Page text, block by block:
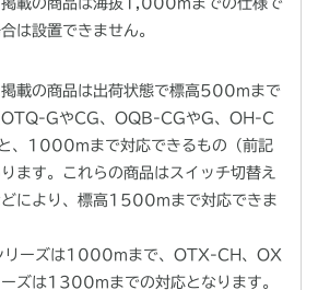
掲載の商品は海抜1,000mまでの仕様で
は設置できません。
掲載の商品は出荷状態で標高500mまで
OTQ-GやCG、OQB-CGやG、OH-C
、1000mまで対応できるもの（前記
ます。これらの商品はスイッチ切替え
どにより、標高1500mまで対応できま
リーズは1000mまで、OTX-CH、OX
ズは1300mまでの対応となります。